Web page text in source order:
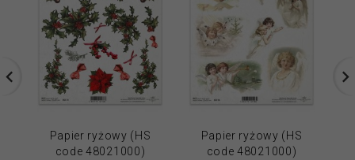
Papier ryżowy (HS
code 48021000)
Papier ryżowy (HS
code 48021000)